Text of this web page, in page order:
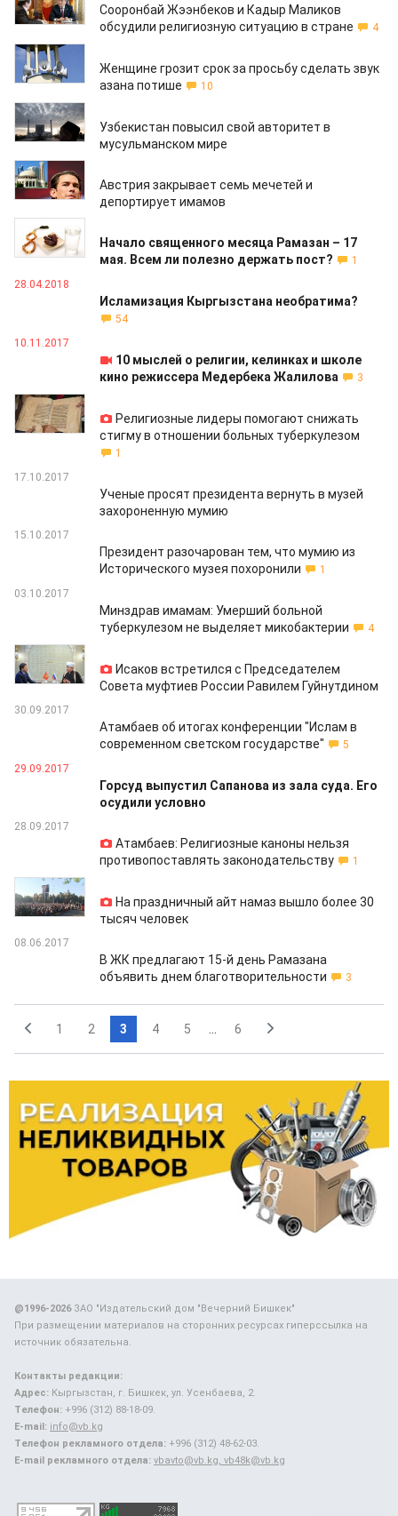
Сооронбай Жээнбеков и Кадыр Маликов
обсудили религиозную ситуацию в стране
4
15.08.2018
Женщине грозит срок за просьбу сделать звук
азана потише
10
04.07.2018
Узбекистан повысил свой авторитет в
мусульманском мире
11.06.2018
Австрия закрывает семь мечетей и
депортирует имамов
15.05.2018
Начало священного месяца Рамазан – 17
мая. Всем ли полезно держать пост?
1
28.04.2018
Исламизация Кыргызстана необратима?
54
10.11.2017
10 мыслей о религии, келинках и школе
кино режиссера Медербека Жалилова
3
02.11.2017
Религиозные лидеры помогают снижать
стигму в отношении больных туберкулезом
1
17.10.2017
Ученые просят президента вернуть в музей
захороненную мумию
15.10.2017
Президент разочарован тем, что мумию из
Исторического музея похоронили
1
03.10.2017
Минздрав имамам: Умерший больной
туберкулезом не выделяет микобактерии
4
01.10.2017
Исаков встретился с Председателем
Совета муфтиев России Равилем Гуйнутдином
30.09.2017
Атамбаев об итогах конференции "Ислам в
современном светском государстве"
5
29.09.2017
Горсуд выпустил Сапанова из зала суда. Его
осудили условно
28.09.2017
Атамбаев: Религиозные каноны нельзя
противопоставлять законодательству
1
01.09.2017
На праздничный айт намаз вышло более 30
тысяч человек
08.06.2017
В ЖК предлагают 15-й день Рамазана
объявить днем благотворительности
3
1 2 3 4 5 6
@1996-2026ЗАО "Издательский дом "Вечерний Бишкек"
При размещении материалов на сторонних ресурсах гиперссылка на
источник обязательна.
Контакты редакции:
Адрес: Кыргызстан, г. Бишкек, ул. Усенбаева, 2.
Телефон: +996 (312) 88-18-09.
E-mail: info@vb.kg
Телефон рекламного отдела: +996 (312) 48-62-03.
E-mail рекламного отдела: vbavto@vb.kg, vb48k@vb.kg